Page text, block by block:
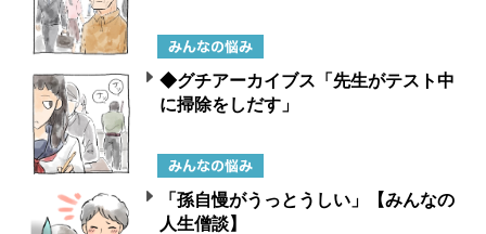
◆グチアーカイブス「先生がテスト中
に掃除をしだす」
「孫自慢がうっとうしい」【みんなの
人生僧談】